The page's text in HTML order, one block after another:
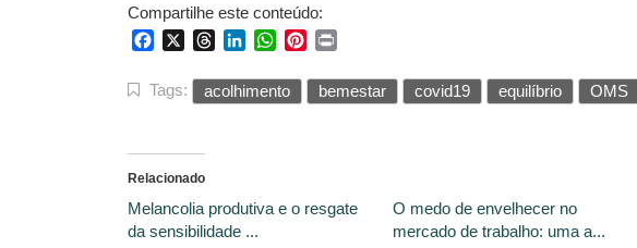
Compartilhe este conteúdo:
FacebookThreadsLinkedInWhatsApp
Pinterest
Tags: acolhimento bemestar covid19 equilíbrio OMS
Relacionado
Melancolia produtiva e o resgate
da sensibilidade ...
O medo de envelhecer no
mercado de trabalho: uma a...